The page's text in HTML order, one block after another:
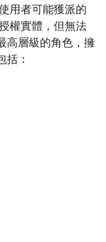
用者可能獲派的
權實體，但無法
高層級的角色，擁
括：